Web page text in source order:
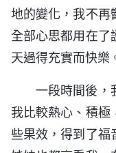
地的變化，我不再
全部心思都用在了
天過得充實而快樂
一段時間後，
我比較熱心、積極
些果效，得到了福